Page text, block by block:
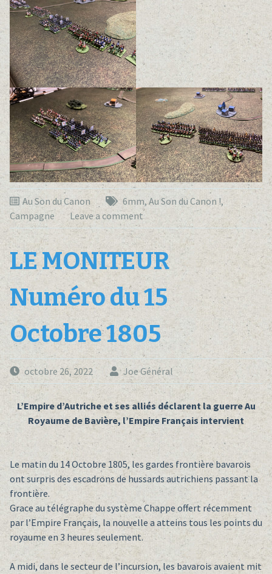
Au Son du Canon 6mm,Au Son du Canon !,
Campagne
Leave a comment
LE MONITEUR
Numéro du 15
Octobre 1805
octobre 26, 2022 Joe Général
L’Empire d’Autriche et ses alliés déclarent la guerre Au
Royaume de Bavière, l’Empire Français intervient
Le matin du 14 Octobre 1805, les gardes frontière bavarois
ont surpris des escadrons de hussards autrichiens passant la
frontière.
Grace au télégraphe du système Chappe offert récemment
par l’Empire Français, la nouvelle a atteins tous les points du
royaume en 3 heures seulement.
A midi, dans le secteur de l’incursion, les bavarois avaient mit